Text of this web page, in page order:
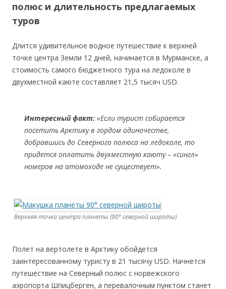
полюс и длительность предлагаемых
туров
Длится удивительное водное путешествие к верхней
точке центра Земли 12 дней, начинается в Мурманске, а
стоимость самого бюджетного тура на ледоколе в
двухместной каюте составляет 21,5 тысяч USD.
Интересный факт: «Если турист собирается
посетить Арктику в гордом одиночестве,
добравшись до Северного полюса на ледоколе, то
придется оплатить двухместную каюту – «сингл»
номеров на атомоходе не существует».
Верхняя точка центра планеты (90° северной широты)
Полет на вертолете в Арктику обойдется
заинтересованному туристу в 21 тысячу USD. Начнется
путешествие на Северный полюс с норвежского
аэропорта Шпицберген, а перевалочным пунктом станет